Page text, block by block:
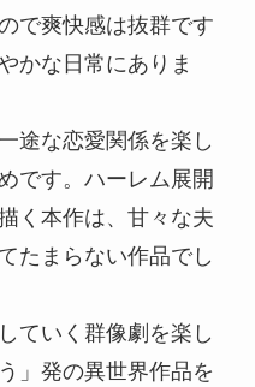
で爽快感は抜群です
かな日常にありま
途な恋愛関係を楽し
です。ハーレム展開
く本作は、甘々な夫
たまらない作品でし
ていく群像劇を楽し
」発の異世界作品を